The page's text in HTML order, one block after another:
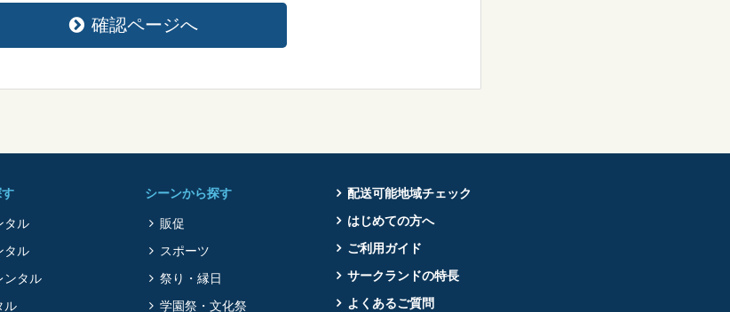
確認ページへ
タル
タル
ンタル
ル
シーンから探す
販促
スポーツ
祭り・縁日
学園祭・文化祭
配送可能地域チェック
はじめての方へ
ご利用ガイド
サークランドの特長
よくあるご質問